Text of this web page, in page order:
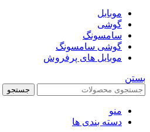
موبایل
گوشی
سامسونگ
گوشی سامسونگ
موبایل های پرفروش
بستن
جستجو
منو
دسته بندی ها